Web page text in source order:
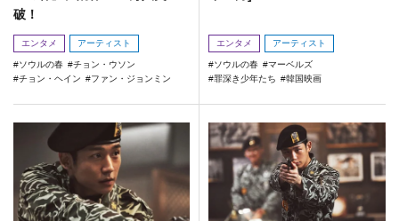
破！
エンタメ アーティスト
ソウルの春
チョン・ウソン
チョン・ヘイン
ファン・ジョンミン
エンタメ アーティスト
ソウルの春
マーベルズ
罪深き少年たち
韓国映画